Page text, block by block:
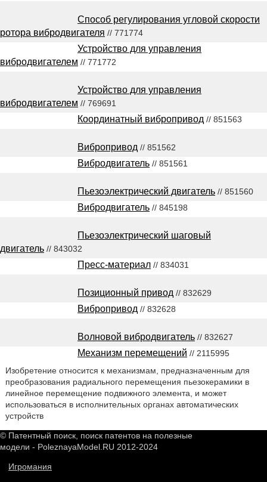
Способ регулирования угловой скорости
ротора вибродвигателя // 771774
Устройство для управления
вибродвигателем // 771772
Устройство для управления
вибродвигателем // 769691
Координатный вибропривод // 851563
Вибропривод // 851562
Вибродвигатель // 851561
Пьезоэлектрический двигатель // 851560
Вибродвигатель // 845198
Пьезоэлектрический шаговый
двигатель // 843032
Пресс-материал // 834031
Позиционный привод // 832629
Вибропривод // 832628
Волновой вибродвигатель // 832627
Механизм перемещений // 2115995
Изобретение относится к механизмам, предназначенным для
преобразования радиального перемещения пьезокерамики в
линейное перемещение подвижного элемента, и может
использоваться в исполнительных органах автоматических
устройств
© Патентный поиск, поиск патентов на полезные
модели - PoleznayaModel.RU 2012-2024
Игромания